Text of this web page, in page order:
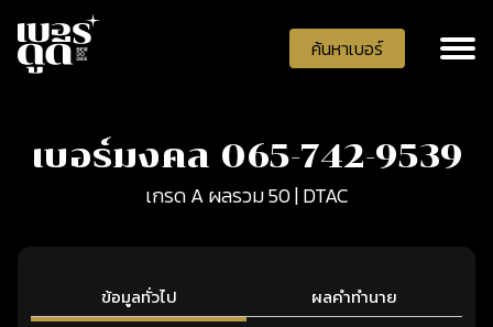
ค้นหาเบอร์
เบอร์มงคล 065-742-9539
เกรด A ผลรวม 50 | DTAC
ข้อมูลทั่วไป ผลคำทำนาย